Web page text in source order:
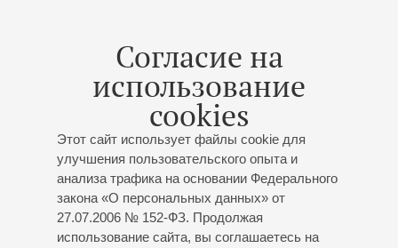
Согласие на
использование
cookies
Этот сайт использует файлы cookie для
улучшения пользовательского опыта и
анализа трафика на основании Федерального
закона «О персональных данных» от
27.07.2006 № 152-ФЗ. Продолжая
использование сайта, вы соглашаетесь на
,2027 19:00 ,Ср
Франц Шуберт, Сезар Франк
К 230-летию со дня рождения Ф. Шуберта, к 205-
летию со дня рождения С. Франка
Концерт 1-го абонемента «
В кругу великих имен